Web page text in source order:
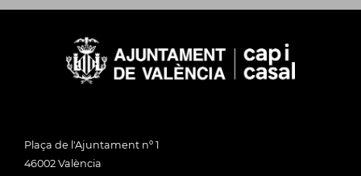
Plaça de l'Ajuntament nº 1
46002 València